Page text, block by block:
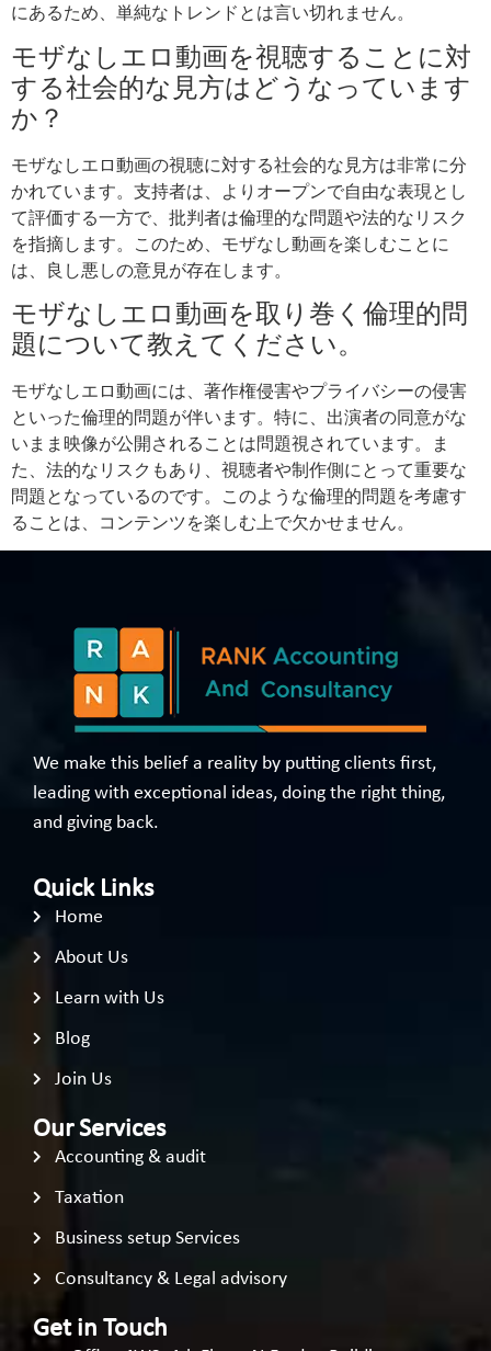
にあるため、単純なトレンドとは言い切れません。
モザなしエロ動画を視聴することに対
する社会的な見方はどうなっています
か？
モザなしエロ動画の視聴に対する社会的な見方は非常に分
かれています。支持者は、よりオープンで自由な表現とし
て評価する一方で、批判者は倫理的な問題や法的なリスク
を指摘します。このため、モザなし動画を楽しむことに
は、良し悪しの意見が存在します。
モザなしエロ動画を取り巻く倫理的問
題について教えてください。
モザなしエロ動画には、著作権侵害やプライバシーの侵害
といった倫理的問題が伴います。特に、出演者の同意がな
いまま映像が公開されることは問題視されています。ま
た、法的なリスクもあり、視聴者や制作側にとって重要な
問題となっているのです。このような倫理的問題を考慮す
ることは、コンテンツを楽しむ上で欠かせません。
We make this belief a reality by putting clients first,
leading with exceptional ideas, doing the right thing,
and giving back.
Quick Links
Home
About Us
Learn with Us
Blog
Join Us
Our Services
Accounting & audit
Taxation
Business setup Services
Consultancy & Legal advisory
Get in Touch